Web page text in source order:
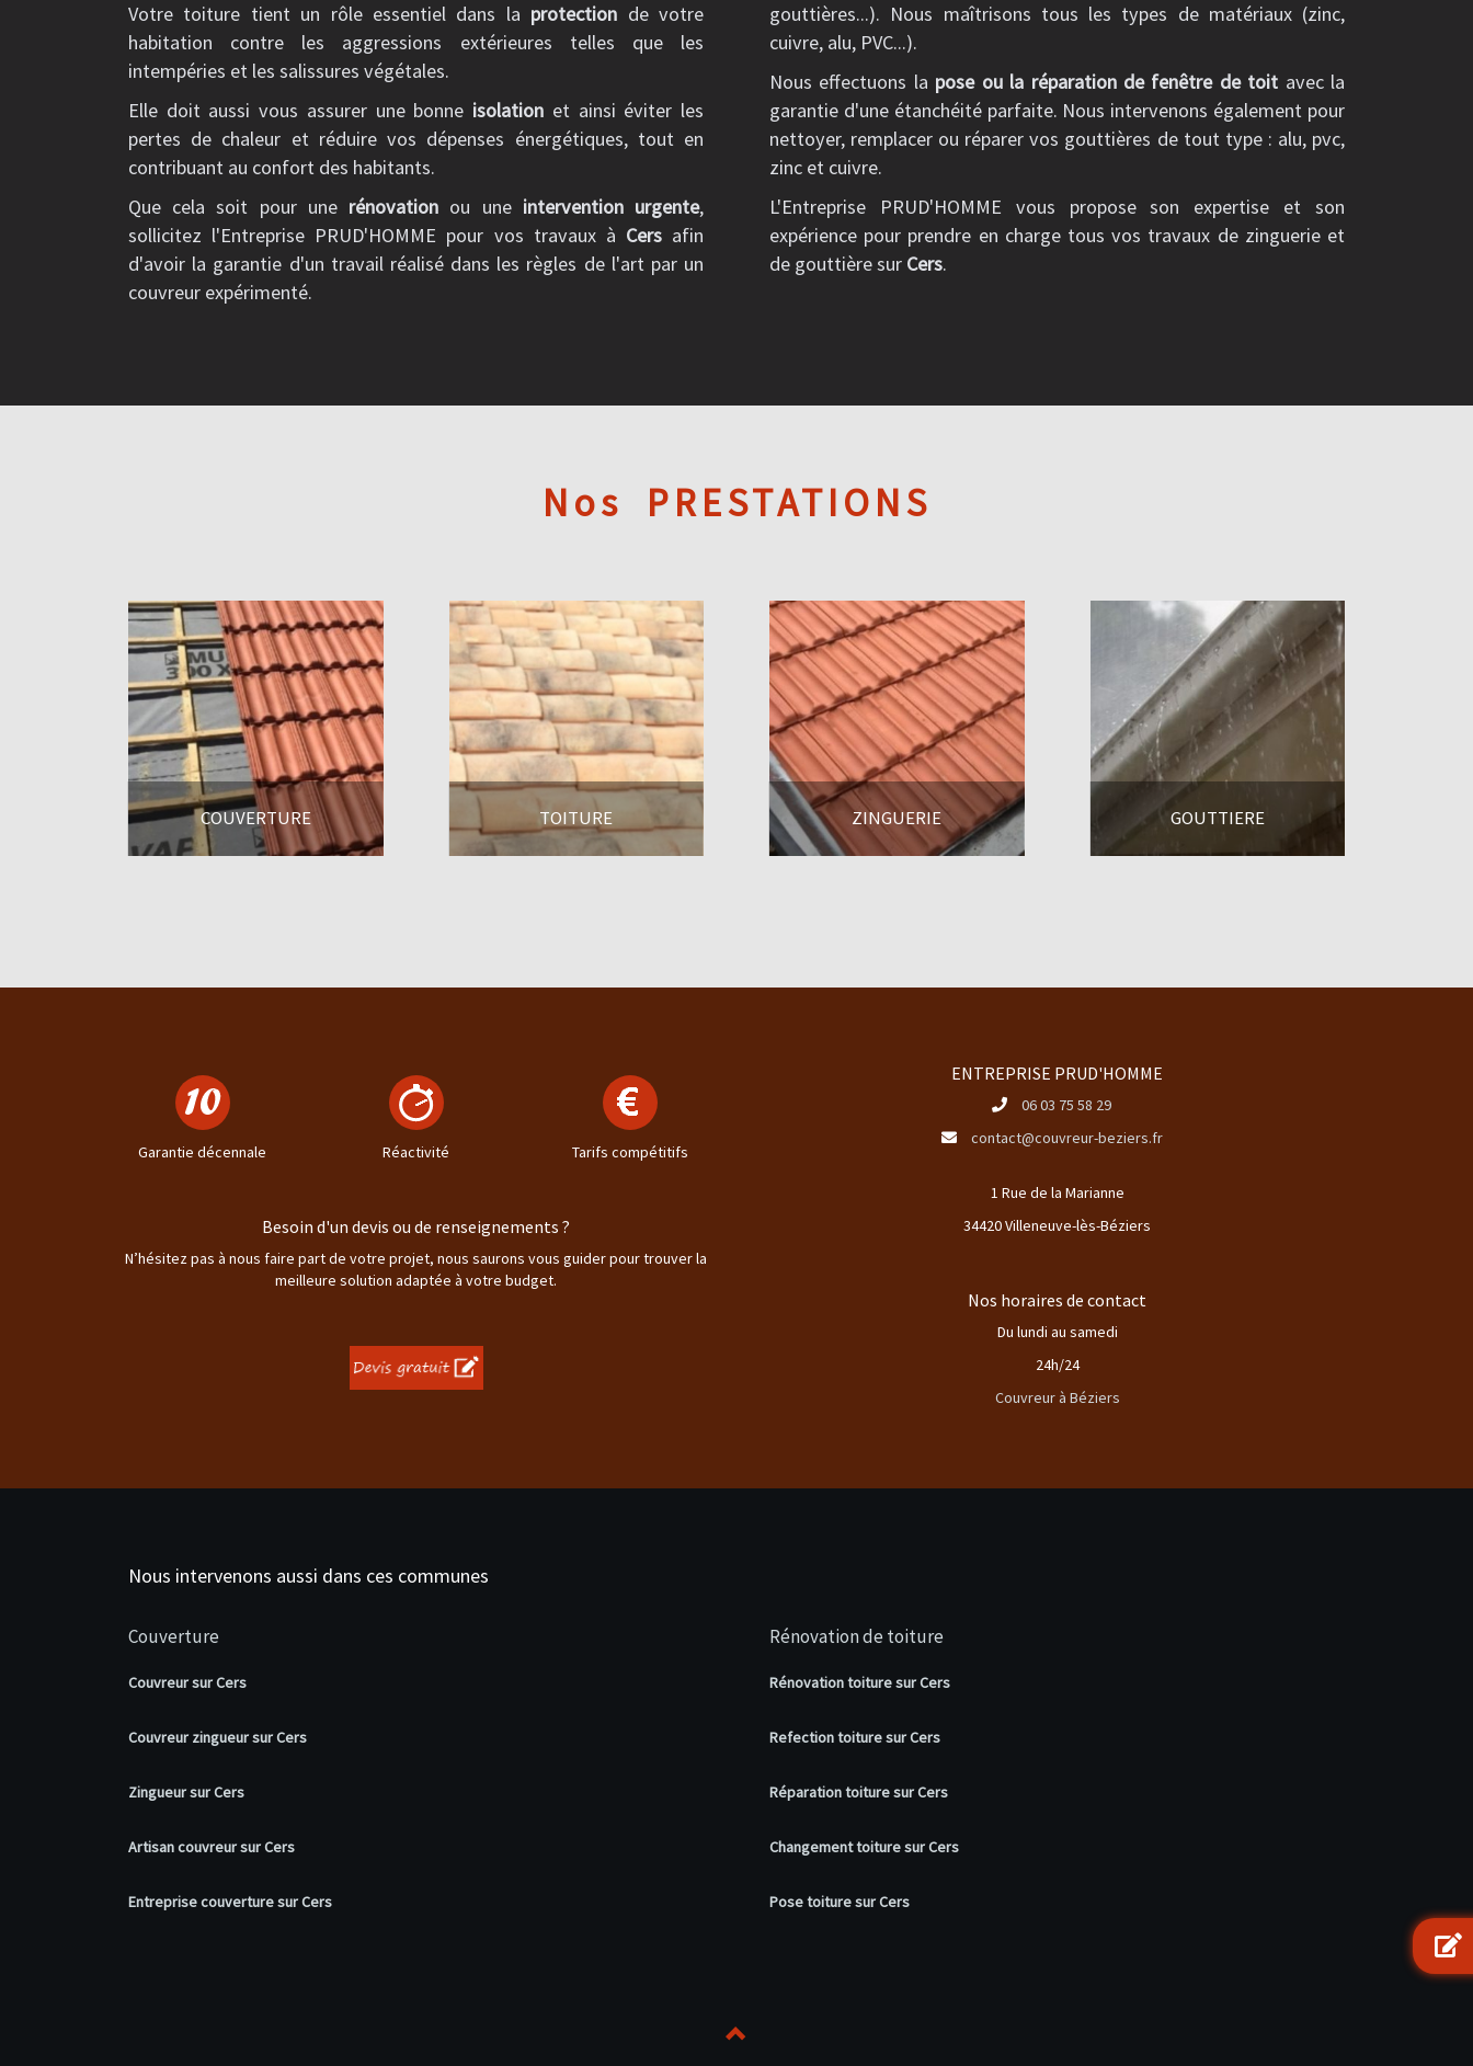
Votre toiture tient un rôle essentiel dans la protection de votre
habitation contre les aggressions extérieures telles que les
intempéries et les salissures végétales.
Elle doit aussi vous assurer une bonne isolation et ainsi éviter les
pertes de chaleur et réduire vos dépenses énergétiques, tout en
contribuant au confort des habitants.
Que cela soit pour une rénovation ou une intervention urgente,
sollicitez l'Entreprise PRUD'HOMME pour vos travaux à Cersafin
d'avoir la garantie d'un travail réalisé dans les règles de l'art par un
couvreur expérimenté.
gouttières...). Nous maîtrisons tous les types de matériaux (zinc,
cuivre, alu, PVC...).
Nous effectuons la pose ou la réparation de fenêtre de toit avec la
garantie d'une étanchéité parfaite. Nous intervenons également pour
nettoyer, remplacer ou réparer vos gouttières de tout type : alu, pvc,
zinc et cuivre.
L'Entreprise PRUD'HOMME vous propose son expertise et son
expérience pour prendre en charge tous vos travaux de zinguerie et
de gouttière sur Cers.
Nos PRESTATIONS
COUVERTURE TOITURE ZINGUERIE GOUTTIERE
Garantie décennale Réactivité Tarifs compétitifs
Besoin d'un devis ou de renseignements ?
N’hésitez pas à nous faire part de votre projet, nous saurons vous guider pour trouver la
meilleure solution adaptée à votre budget.
ENTREPRISE PRUD'HOMME
06 03 75 58 29
contact@couvreur-beziers.fr
1 Rue de la Marianne
34420 Villeneuve-lès-Béziers
Nos horaires de contact
Du lundi au samedi
24h/24
Couvreur à Béziers
Nous intervenons aussi dans ces communes
Couverture
Couvreur sur Cers
Couvreur zingueur sur Cers
Zingueur sur Cers
Artisan couvreur sur Cers
Entreprise couverture sur Cers
Rénovation de toiture
Rénovation toiture sur Cers
Refection toiture sur Cers
Réparation toiture sur Cers
Changement toiture sur Cers
Pose toiture sur Cers